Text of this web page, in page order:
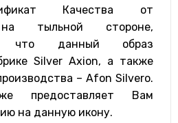
Качества от
на тыльной стороне,
что данный образ
Silver Axion, а также
– Afon Silvero.
предоставляет Вам
на данную икону.